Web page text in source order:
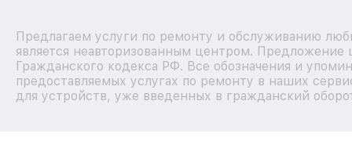
Предлагаем услуги по ремонту и обслуживанию
является неавторизованным центром.
Гражданского кодекса РФ. Все обозначения и
предоставляемых услугах по ремонту в наших
для устройств, уже введенных в гражданский